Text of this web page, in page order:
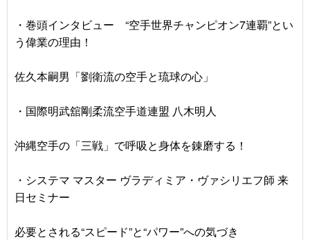
・巻頭インタビュー “空手世界チャンピオン7連覇”とい
う偉業の理由！
佐久本嗣男「劉衛流の空手と琉球の心」
・国際明武舘剛柔流空手道連盟 八木明人
沖縄空手の「三戦」で呼吸と身体を錬磨する！
・システマ マスター ヴラディミア・ヴァシリエフ師 来
日セミナー
必要とされる“スピード”と“パワー”への気づき